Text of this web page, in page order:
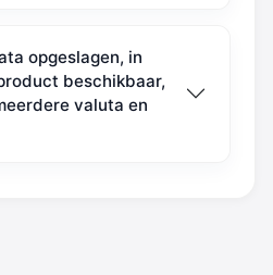
opgeslagen, in
beschikbaar,
valuta en